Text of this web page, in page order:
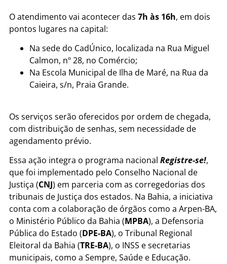
O atendimento vai acontecer das 7h às 16h, em dois
pontos lugares na capital:
Na sede do CadÚnico, localizada na Rua Miguel
Calmon, nº 28, no Comércio;
Na Escola Municipal de Ilha de Maré, na Rua da
Caieira, s/n, Praia Grande.
Os serviços serão oferecidos por ordem de chegada,
com distribuição de senhas, sem necessidade de
agendamento prévio.
Essa ação integra o programa nacional Registre-se!,
que foi implementado pelo Conselho Nacional de
Justiça (CNJ) em parceria com as corregedorias dos
tribunais de Justiça dos estados. Na Bahia, a iniciativa
conta com a colaboração de órgãos como a Arpen-BA,
o Ministério Público da Bahia (MPBA), a Defensoria
Pública do Estado (DPE-BA), o Tribunal Regional
Eleitoral da Bahia (TRE-BA), o INSS e secretarias
municipais, como a Sempre, Saúde e Educação.